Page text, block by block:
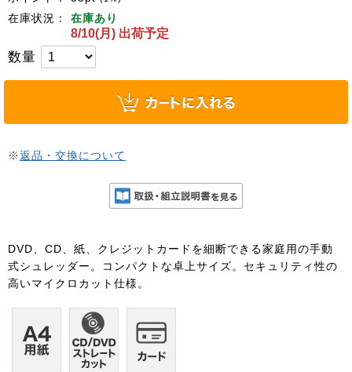
在庫状況： 在庫あり
8/10(月) 出荷予定
数量
※返品・交換について
DVD、CD、紙、クレジットカードを細断できる家庭用の手動
式シュレッダー。コンパクトな卓上サイズ。セキュリティ性の
高いマイクロカット仕様。